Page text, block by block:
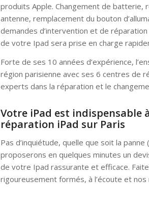
produits Apple. Changement de batterie,
antenne, remplacement du bouton
demandes d’intervention et de
de votre Ipad sera prise en charge
Forte de ses 10 années d’expérience,
région parisienne avec ses 6 centres de
experts dans la réparation et le
Votre iPad est indispensable
réparation iPad sur Paris
Pas d’inquiétude, quelle que soit la
proposerons en quelques minutes un
de votre Ipad rassurante et efficace.
rigoureusement formés, à l’écoute et